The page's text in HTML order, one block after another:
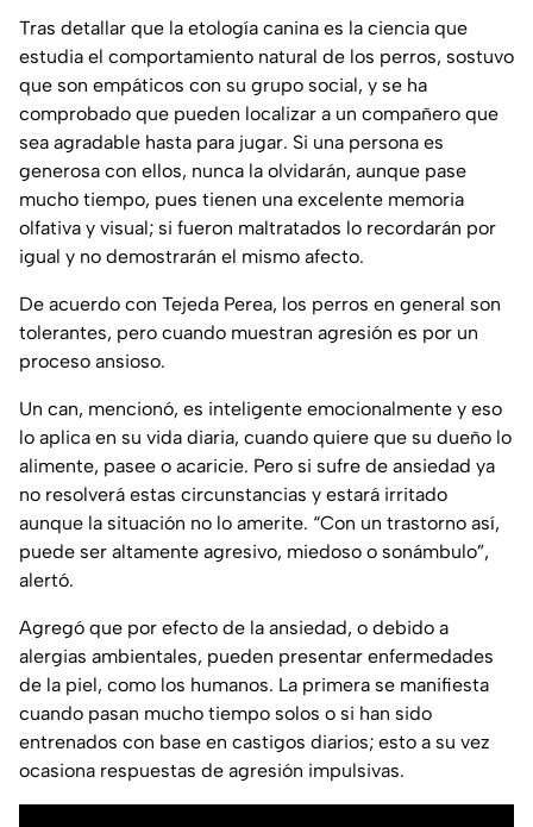
Tras detallar que la etología canina es la ciencia que
estudia el comportamiento natural de los perros, sostuvo
que son empáticos con su grupo social, y se ha
comprobado que pueden localizar a un compañero que
sea agradable hasta para jugar. Si una persona es
generosa con ellos, nunca la olvidarán, aunque pase
mucho tiempo, pues tienen una excelente memoria
olfativa y visual; si fueron maltratados lo recordarán por
igual y no demostrarán el mismo afecto.
De acuerdo con Tejeda Perea, los perros en general son
tolerantes, pero cuando muestran agresión es por un
proceso ansioso.
Un can, mencionó, es inteligente emocionalmente y eso
lo aplica en su vida diaria, cuando quiere que su dueño lo
alimente, pasee o acaricie. Pero si sufre de ansiedad ya
no resolverá estas circunstancias y estará irritado
aunque la situación no lo amerite. “Con un trastorno así,
puede ser altamente agresivo, miedoso o sonámbulo”,
alertó.
Agregó que por efecto de la ansiedad, o debido a
alergias ambientales, pueden presentar enfermedades
de la piel, como los humanos. La primera se manifiesta
cuando pasan mucho tiempo solos o si han sido
entrenados con base en castigos diarios; esto a su vez
ocasiona respuestas de agresión impulsivas.